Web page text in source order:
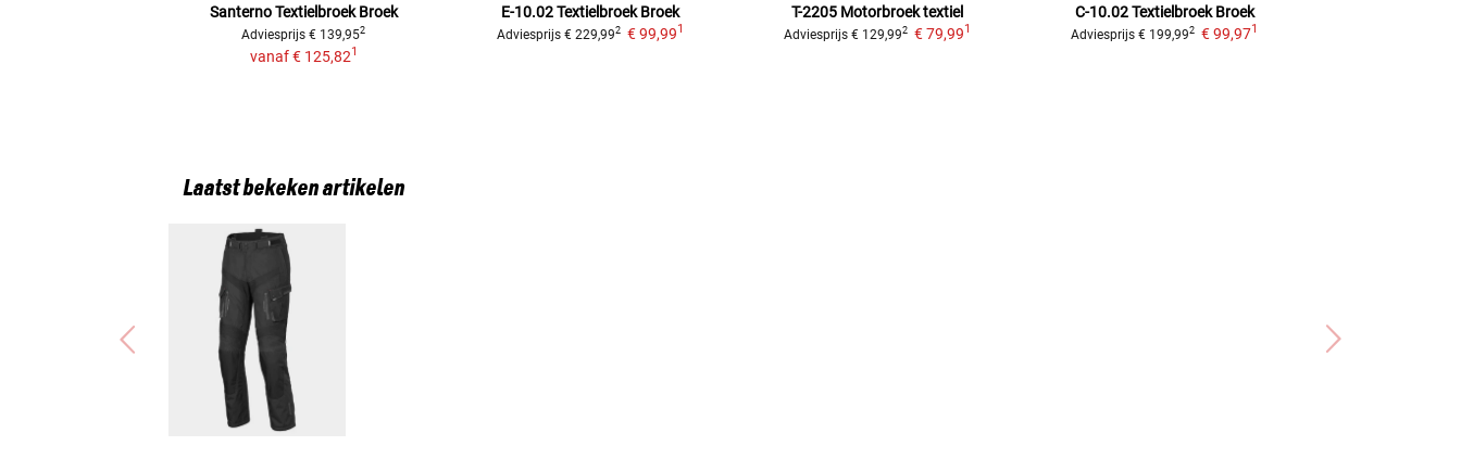
Santerno Textielbroek Broek
Adviesprijs € 139,952
vanaf € 125,821
E-10.02 Textielbroek Broek
Adviesprijs € 229,992 € 99,991
T-2205 Motorbroek textiel
Adviesprijs € 129,992 € 79,991
C-10.02 Textielbroek Broek
Adviesprijs € 199,992 € 99,971
Laatst bekeken artikelen